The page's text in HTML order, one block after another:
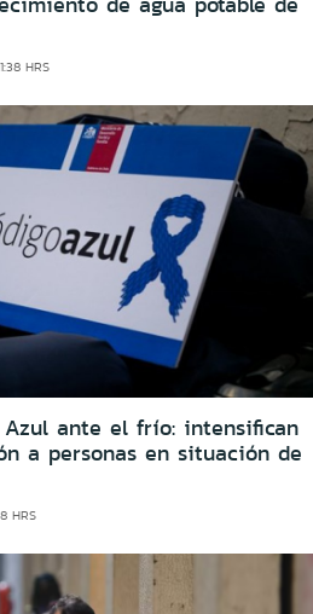
HRS
Azul ante el frío: intensifican
a personas en situación de
HRS